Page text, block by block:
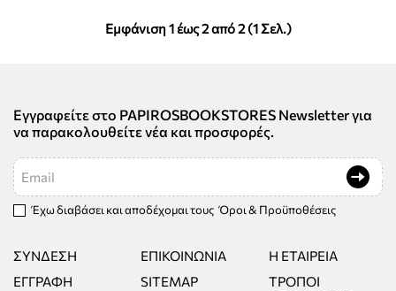
Εμφάνιση 1 έως 2 από 2 (1 Σελ.)
Εγγραφείτε στο PAPIROSBOOKSTORES Newsletter για
να παρακολουθείτε νέα και προσφορές.
Email
Έχω διαβάσει και αποδέχομαι τους Όροι & Προϋποθέσεις
ΣΎΝΔΕΣΗ
ΕΓΓΡΑΦΉ
ΕΠΙΚΟΙΝΩΝΊΑ
SITEMAP
Η ΕΤΑΙΡΕΊΑ
ΤΡΌΠΟΙ